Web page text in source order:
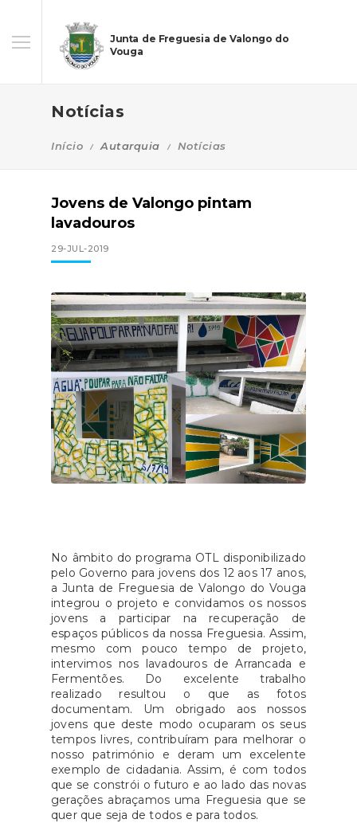
Junta de Freguesia de Valongo do
Vouga
Notícias
Início Autarquia Notícias
Jovens de Valongo pintam
lavadouros
29-JUL-2019
No âmbito do programa OTL disponibilizado
pelo Governo para jovens dos 12 aos 17 anos,
a Junta de Freguesia de Valongo do Vouga
integrou o projeto e convidamos os nossos
jovens a participar na recuperação de
espaços públicos da nossa Freguesia. Assim,
mesmo com pouco tempo de projeto,
intervimos nos lavadouros de Arrancada e
Fermentões. Do excelente trabalho
realizado resultou o que as fotos
documentam. Um obrigado aos nossos
jovens que deste modo ocuparam os seus
tempos livres, contribuíram para melhorar o
nosso património e deram um excelente
exemplo de cidadania. Assim, é com todos
que se constrói o futuro e ao lado das novas
gerações abraçamos uma Freguesia que se
quer que seja de todos e para todos.